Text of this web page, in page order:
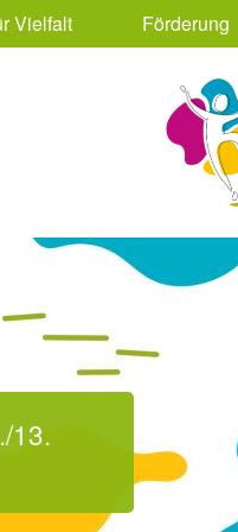
Vielfalt Förderung
am 4.